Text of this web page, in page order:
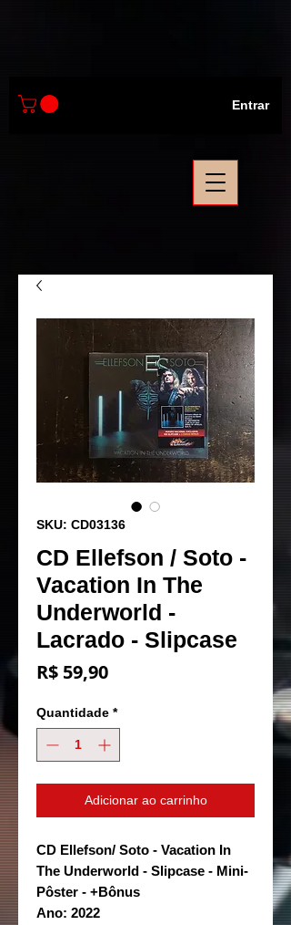
Entrar
SKU: CD03136
CD Ellefson / Soto -
Vacation In The
Underworld -
Lacrado - Slipcase
R$ 59,90Preço
Quantidade *
Adicionar ao carrinho
CD Ellefson/ Soto - Vacation In
The Underworld - Slipcase - Mini-
Pôster - +Bônus
Ano: 2022